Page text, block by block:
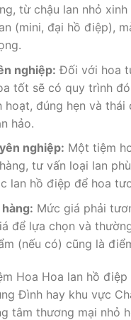
từ chậu lan nhỏ
(mini, đại hồ điệp),
nghiệp: Đối với hoa
tốt sẽ có quy trình
đúng hẹn và
hảo.
nghiệp: Một tiệm
tư vấn loại lan
lan hồ điệp để hoa
Mức giá phải
để lựa chọn và
(nếu có) cũng là
Hoa Hoa lan hồ
Đình hay khu vực
tâm thương mại